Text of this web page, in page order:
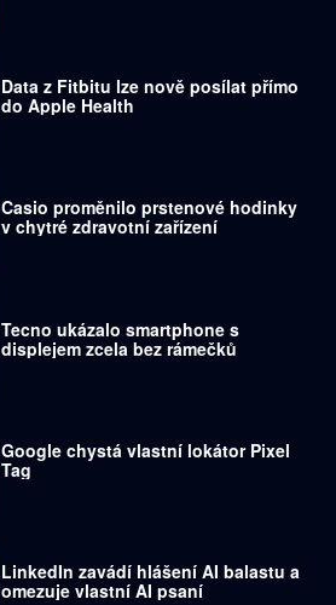
Data z Fitbitu lze nově posílat přímo
do Apple Health
Casio proměnilo prstenové hodinky
v chytré zdravotní zařízení
Tecno ukázalo smartphone s
displejem zcela bez rámečků
Google chystá vlastní lokátor Pixel
Tag
LinkedIn zavádí hlášení AI balastu a
omezuje vlastní AI psaní